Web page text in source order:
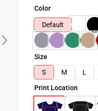
Color
Default
Size
S
M L
Print Location